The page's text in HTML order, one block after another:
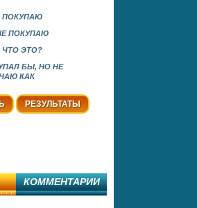
ПОКУПАЮ
ПОКУПАЮ
ЧТО ЭТО?
БЫ, НО НЕ
КАК
КОММЕНТАРИИ